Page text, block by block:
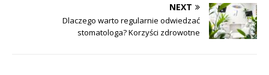
NEXT
Dlaczego warto regularnie odwiedzać
stomatologa? Korzyści zdrowotne